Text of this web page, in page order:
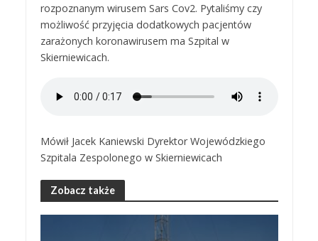
rozpoznanym wirusem Sars Cov2. Pytaliśmy czy
możliwość przyjęcia dodatkowych pacjentów
zarażonych koronawirusem ma Szpital w
Skierniewicach.
Mówił Jacek Kaniewski Dyrektor Wojewódzkiego
Szpitala Zespolonego w Skierniewicach
Zobacz także